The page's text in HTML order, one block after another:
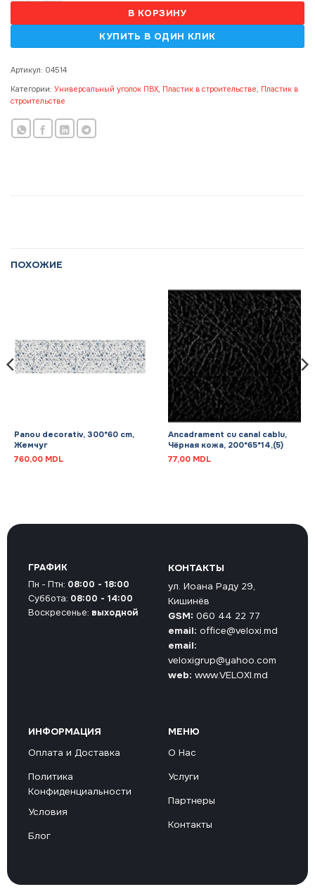
В КОРЗИНУ
Артикул: 04514
Категории: Универсальный уголок ПВХ, Пластик в строительстве, Пластик в
строительстве
ПОХОЖИЕ
Panou decorativ, 300*60 cm,
Жемчуг
760,00 MDL
Ancadrament cu canal cablu,
Чёрная кожа, 200*65*14,(5)
77,00 MDL
КОНТАКТЫ
ул. Иоана Раду 29,
Кишинёв
GSM: 060 44 22 77
email: office@veloxi.md
email:
veloxigrup@yahoo.com
web: www.VELOXI.md
ИНФОРМАЦИЯ
Оплата и Доставка
Политика
Конфиденциальности
Условия
Блог
МЕНЮ
О Нас
Услуги
Партнеры
Контакты
ГРАФИК
Пн - Птн: 08:00 - 18:00
Суббота: 08:00 - 14:00
Воскресенье: выходной